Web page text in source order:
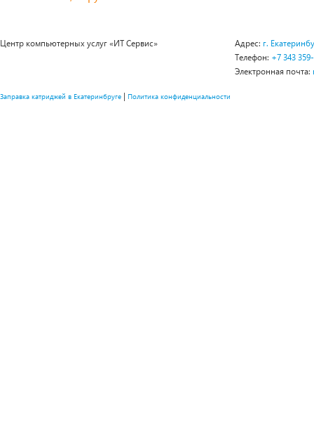
Центр компьютерных услуг «ИТ Сервис» Адрес: г.
Телефон: +7 343
Электронная почта:
Заправка катриджей в Екатеринбруге | Политика конфиденциальности